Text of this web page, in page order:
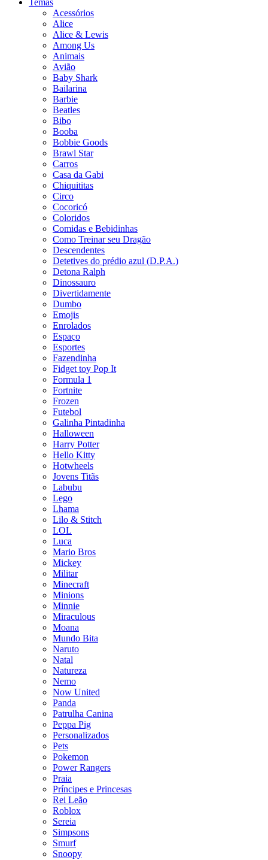
Temas
Acessórios
Alice
Alice & Lewis
Among Us
Animais
Avião
Baby Shark
Bailarina
Barbie
Beatles
Bibo
Booba
Bobbie Goods
Brawl Star
Carros
Casa da Gabi
Chiquititas
Circo
Cocoricó
Coloridos
Comidas e Bebidinhas
Como Treinar seu Dragão
Descendentes
Detetives do prédio azul (D.P.A.)
Detona Ralph
Dinossauro
Divertidamente
Dumbo
Emojis
Enrolados
Espaço
Esportes
Fazendinha
Fidget toy Pop It
Formula 1
Fortnite
Frozen
Futebol
Galinha Pintadinha
Halloween
Harry Potter
Hello Kitty
Hotwheels
Jovens Titãs
Labubu
Lego
Lhama
Lilo & Stitch
LOL
Luca
Mario Bros
Mickey
Militar
Minecraft
Minions
Minnie
Miraculous
Moana
Mundo Bita
Naruto
Natal
Natureza
Nemo
Now United
Panda
Patrulha Canina
Peppa Pig
Personalizados
Pets
Pokemon
Power Rangers
Praia
Príncipes e Princesas
Rei Leão
Roblox
Sereia
Simpsons
Smurf
Snoopy